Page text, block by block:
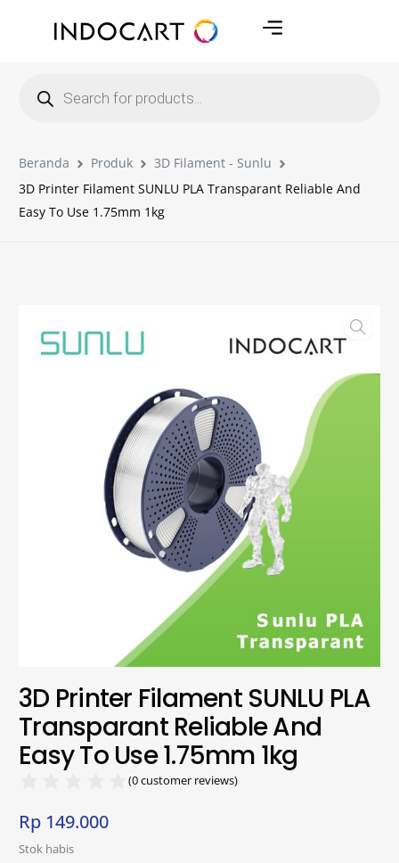
Beranda Produk
3D Filament - Sunlu
3D Printer Filament SUNLU PLA Transparant Reliable And
Easy To Use 1.75mm 1kg
3D Printer Filament SUNLU PLA
Transparant Reliable And
Easy To Use 1.75mm 1kg
(0customer reviews)
Rp 149.000
Stok habis